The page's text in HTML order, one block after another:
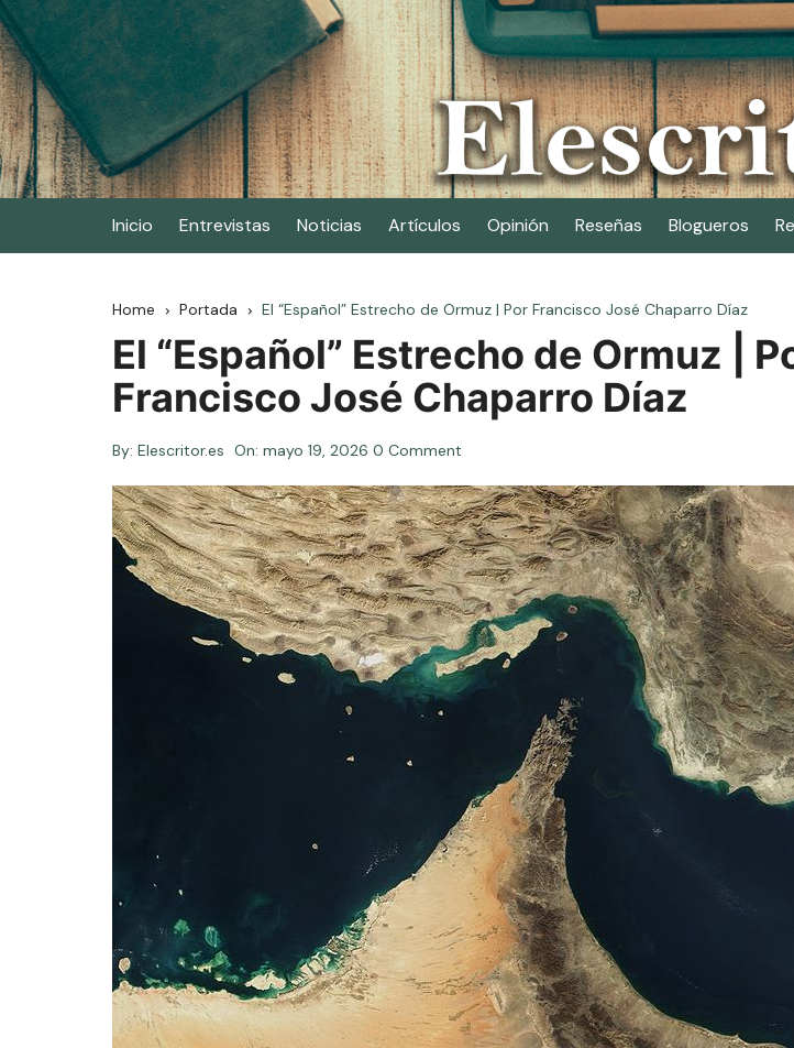
Skip
to
content
Elescritor.es
El periódico digital de los escritores
Inicio Entrevistas Noticias Artículos Opinión Reseñas Blogueros
Home Portada El “Español” Estrecho de Ormuz | Por Francisco José Chaparro Díaz
El “Español” Estrecho de Ormuz |
Francisco José Chaparro Díaz
By: Elescritor.es On: mayo 19, 2026 0 Comment